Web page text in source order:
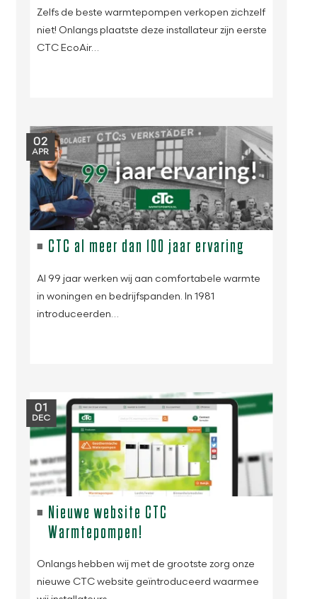
Zelfs de beste warmtepompen verkopen zichzelf
niet! Onlangs plaatste deze installateur zijn eerste
CTC EcoAir…
02
APR
CTC al meer dan 100 jaar ervaring
Al 99 jaar werken wij aan comfortabele warmte
in woningen en bedrijfspanden. In 1981
introduceerden…
01
DEC
Nieuwe website CTC
Warmtepompen!
Onlangs hebben wij met de grootste zorg onze
nieuwe CTC website geïntroduceerd waarmee